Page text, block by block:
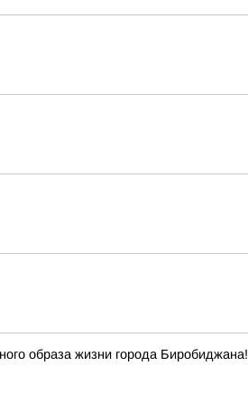
образа жизни города Биробиджана!